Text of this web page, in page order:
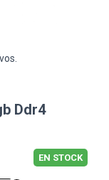
Ddr4
EN STOCK